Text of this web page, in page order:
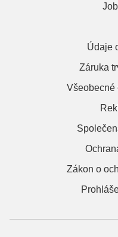
Údaje
Záruka
Všeobecné
Zákon o